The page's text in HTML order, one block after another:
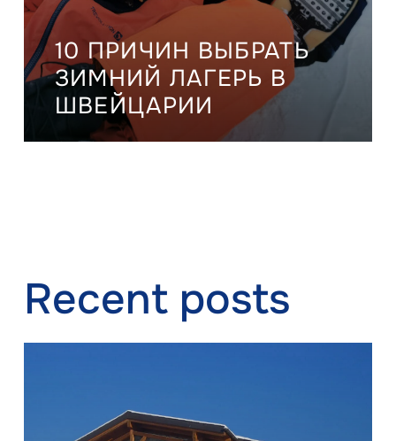
10 ПРИЧИН ВЫБРАТЬ
ЗИМНИЙ ЛАГЕРЬ В
ШВЕЙЦАРИИ
Recent posts